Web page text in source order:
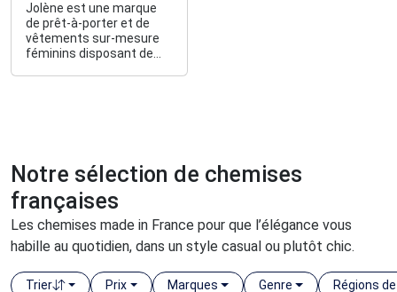
Jolène est une marque
de prêt-à-porter et de
vêtements sur-mesure
féminins disposant de
Notre sélection de chemises
françaises
Les chemises made in France pour que l’élégance vous
habille au quotidien, dans un style casual ou plutôt chic.
Trier Prix Marques Genre Régions